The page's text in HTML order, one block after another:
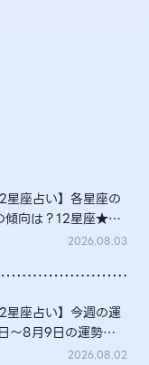
星座占い】各星座の
傾向は？12星座★徹
2026.08.03
星座占い】今週の運
～8月9日の運勢
2026.08.02